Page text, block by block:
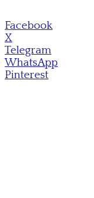
Facebook
X
Telegram
WhatsApp
Pinterest